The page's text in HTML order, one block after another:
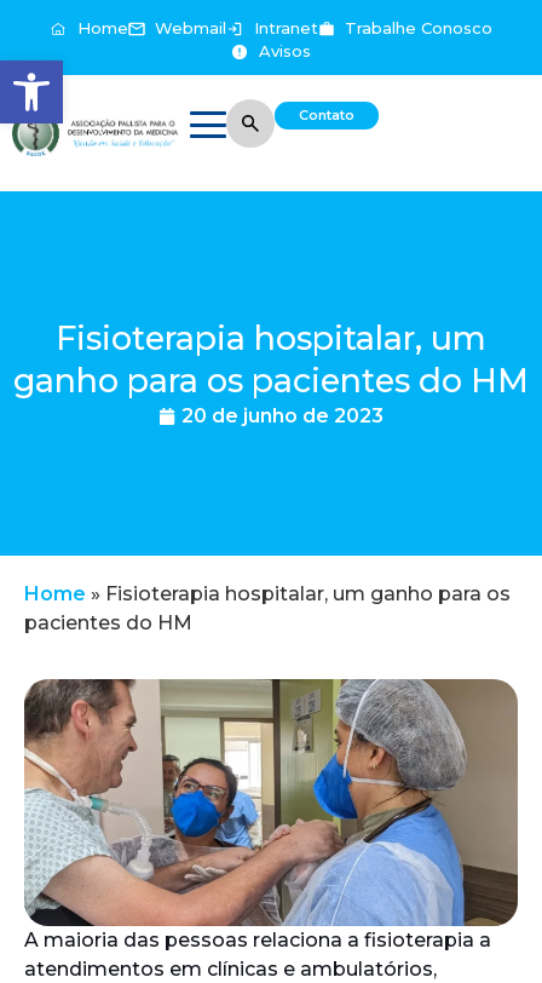
Abrir a barra de ferramentas
Home Webmail Intranet
Trabalhe Conosco
Avisos
Contato
Fisioterapia hospitalar, um
ganho para os pacientes do HM
20 de junho de 2023
Home » Fisioterapia hospitalar, um ganho para os
pacientes do HM
A maioria das pessoas relaciona a fisioterapia a
atendimentos em clínicas e ambulatórios,